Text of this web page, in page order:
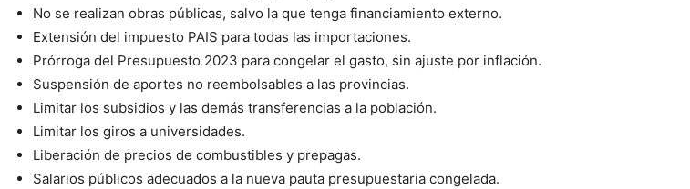
No se realizan obras públicas, salvo la que tenga financiamiento externo.
Extensión del impuesto PAIS para todas las importaciones.
Prórroga del Presupuesto 2023 para congelar el gasto, sin ajuste por inflación.
Suspensión de aportes no reembolsables a las provincias.
Limitar los subsidios y las demás transferencias a la población.
Limitar los giros a universidades.
Liberación de precios de combustibles y prepagas.
Salarios públicos adecuados a la nueva pauta presupuestaria congelada.